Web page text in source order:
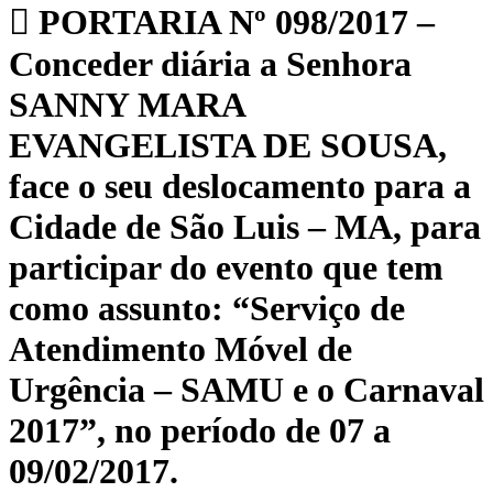
PORTARIA Nº 098/2017 –
Conceder diária a Senhora
SANNY MARA
EVANGELISTA DE SOUSA,
face o seu deslocamento para a
Cidade de São Luis – MA, para
participar do evento que tem
como assunto: “Serviço de
Atendimento Móvel de
Urgência – SAMU e o Carnaval
2017”, no período de 07 a
09/02/2017.